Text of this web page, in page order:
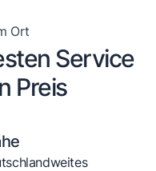
Ort
Service
Preis